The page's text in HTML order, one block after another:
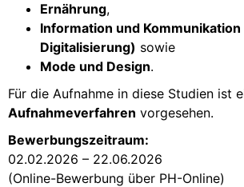
Ernährung,
Information und
Digitalisierung) sowie
Mode und Design.
Für die Aufnahme in diese Studien ist
Aufnahmeverfahren vorgesehen.
Bewerbungszeitraum:
02.02.2026 – 22.06.2026
(Online-Bewerbung über PH-Online)